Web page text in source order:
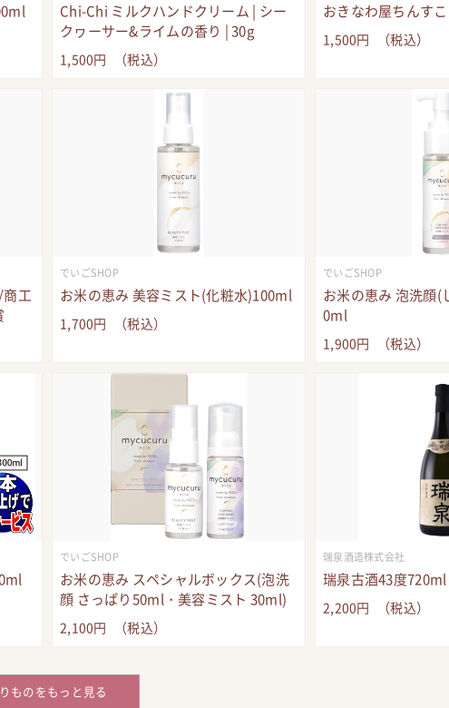
Chi-Chi ミルクハンドクリーム | シー
クヮーサー&ライムの香り | 30g
1,500円 （税込）
おきなわ屋ちんす
1,500円 （税込）
商工
でいごSHOP
お米の恵み 美容ミスト(化粧水)100ml
1,700円 （税込）
でいごSHOP
お米の恵み 泡洗顔(
0ml
1,900円 （税込）
でいごSHOP
お米の恵み スペシャルボックス(泡洗
顔 さっぱり50ml・美容ミスト 30ml)
2,100円 （税込）
瑞泉酒造株式会社
瑞泉古酒43度720ml
2,200円 （税込）
ものをもっと見る